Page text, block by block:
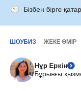
Бізбен бірге
ШОУБИЗ ЖЕКЕ ӨМІР
Нұр Еркін
Бұрынғы